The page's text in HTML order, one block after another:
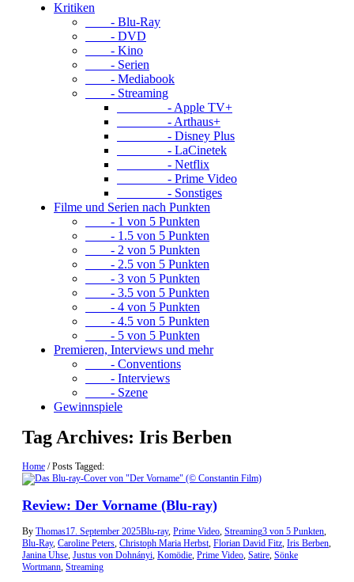
Kritiken
- Blu-Ray
- DVD
- Kino
- Serien
- Mediabook
- Streaming
- Apple TV+
- Arthaus+
- Disney Plus
- LaCinetek
- Netflix
- Prime Video
- Sonstiges
Filme und Serien nach Punkten
- 1 von 5 Punkten
- 1.5 von 5 Punkten
- 2 von 5 Punkten
- 2.5 von 5 Punkten
- 3 von 5 Punkten
- 3.5 von 5 Punkten
- 4 von 5 Punkten
- 4.5 von 5 Punkten
- 5 von 5 Punkten
Premieren, Interviews und mehr
- Conventions
- Interviews
- Szene
Gewinnspiele
Tag Archives: Iris Berben
Home /Posts Tagged:
Review: Der Vorname (Blu-ray)
By Thomas17. September 2025Blu-ray, Prime Video, Streaming3 von 5 Punkten,
Blu-Ray, Caroline Peters, Christoph Maria Herbst, Florian David Fitz, Iris Berben,
Janina Uhse, Justus von Dohnányi, Komödie, Prime Video, Satire, Sönke
Wortmann, Streaming